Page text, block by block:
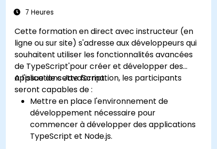
7 Heures
Cette formation en direct avec instructeur (en
ligne ou sur site) s'adresse aux développeurs qui
souhaitent utiliser les fonctionnalités avancées
de TypeScript'pour créer et développer des
applications JavaScript.
A l'issue de cette formation, les participants
seront capables de :
Mettre en place l'environnement de
développement nécessaire pour
commencer à développer des applications
TypeScript et Node.js.